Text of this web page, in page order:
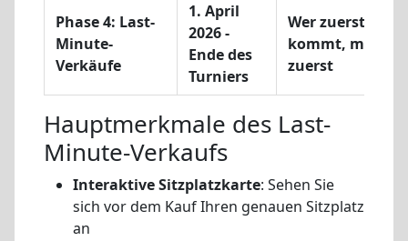
Phase 4: Last-
Minute-
Verkäufe
1. April
2026 -
Ende des
Turniers
Wer zuerst
kommt, mahlt
zuerst
Hauptmerkmale des Last-
Minute-Verkaufs
Interaktive Sitzplatzkarte: Sehen Sie
sich vor dem Kauf Ihren genauen Sitzplatz
an